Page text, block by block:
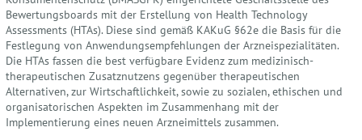
Bewertungsboards mit der Erstellung von Health Technology
Assessments (HTAs). Diese sind gemäß KAKuG §62e die Basis für die
Festlegung von Anwendungsempfehlungen der Arzneispezialitäten.
Die HTAs fassen die best verfügbare Evidenz zum medizinisch-
therapeutischen Zusatznutzens gegenüber therapeutischen
Alternativen, zur Wirtschaftlichkeit, sowie zu sozialen, ethischen und
organisatorischen Aspekten im Zusammenhang mit der
Implementierung eines neuen Arzneimittels zusammen.